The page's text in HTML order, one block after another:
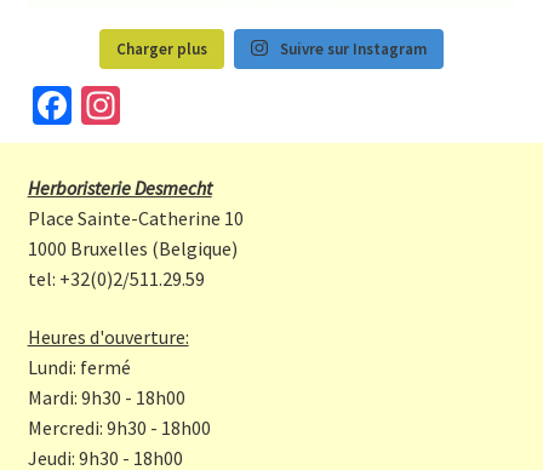
Charger plus Suivre sur Instagram
Fa
ce
b
o
o
k
In
st
a
gr
a
m
Herboristerie Desmecht
Place Sainte-Catherine 10
1000 Bruxelles (Belgique)
tel: +32(0)2/511.29.59
Heures d'ouverture:
Lundi: fermé
Mardi: 9h30 - 18h00
Mercredi: 9h30 - 18h00
Jeudi: 9h30 - 18h00